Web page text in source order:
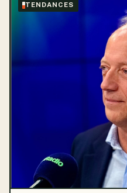
TENDANCES